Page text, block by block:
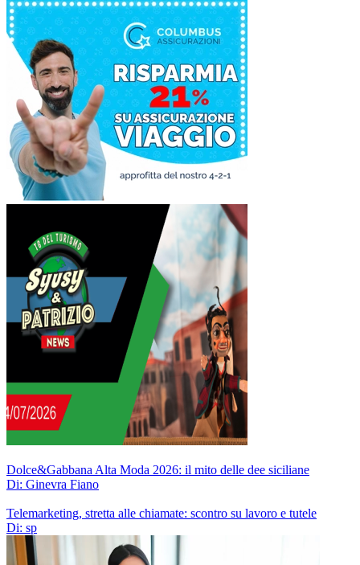
Dolce&Gabbana Alta Moda 2026: il mito delle dee siciliane
Di: Ginevra Fiano
Telemarketing, stretta alle chiamate: scontro su lavoro e tutele
Di: sp